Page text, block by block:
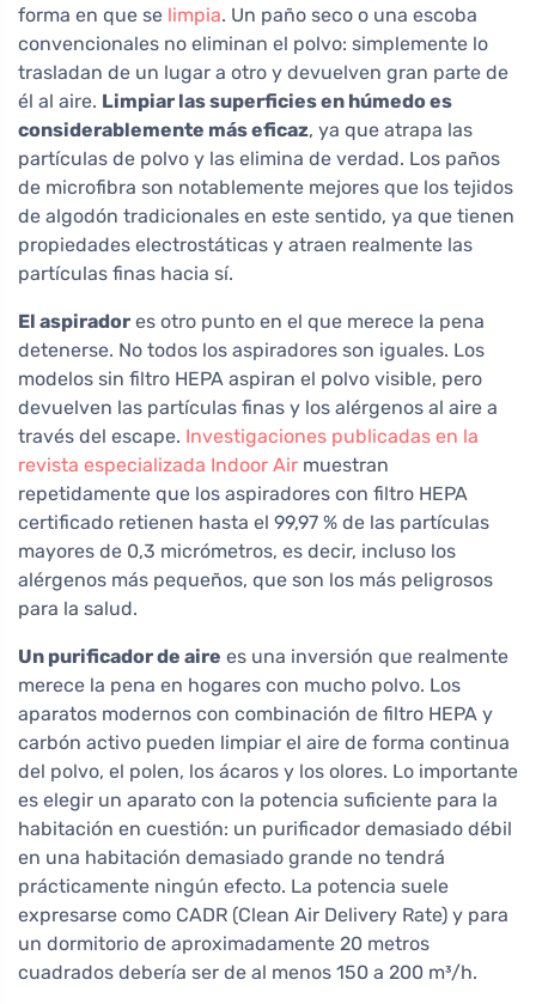
forma en que se limpia. Un paño seco o una escoba
convencionales no eliminan el polvo: simplemente lo
trasladan de un lugar a otro y devuelven gran parte de
él al aire. Limpiar las superficies en húmedo es
considerablemente más eficaz, ya que atrapa las
partículas de polvo y las elimina de verdad. Los paños
de microfibra son notablemente mejores que los tejidos
de algodón tradicionales en este sentido, ya que tienen
propiedades electrostáticas y atraen realmente las
partículas finas hacia sí.
El aspirador es otro punto en el que merece la pena
detenerse. No todos los aspiradores son iguales. Los
modelos sin filtro HEPA aspiran el polvo visible, pero
devuelven las partículas finas y los alérgenos al aire a
través del escape. Investigaciones publicadas en la
revista especializada Indoor Air muestran
repetidamente que los aspiradores con filtro HEPA
certificado retienen hasta el 99,97 % de las partículas
mayores de 0,3 micrómetros, es decir, incluso los
alérgenos más pequeños, que son los más peligrosos
para la salud.
Un purificador de aire es una inversión que realmente
merece la pena en hogares con mucho polvo. Los
aparatos modernos con combinación de filtro HEPA y
carbón activo pueden limpiar el aire de forma continua
del polvo, el polen, los ácaros y los olores. Lo importante
es elegir un aparato con la potencia suficiente para la
habitación en cuestión: un purificador demasiado débil
en una habitación demasiado grande no tendrá
prácticamente ningún efecto. La potencia suele
expresarse como CADR (Clean Air Delivery Rate) y para
un dormitorio de aproximadamente 20 metros
cuadrados debería ser de al menos 150 a 200 m³/h.